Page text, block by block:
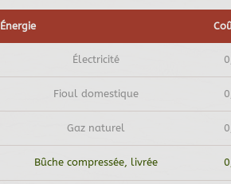
Énergie
Électricité
Fioul domestique
Gaz naturel
Bûche compressée, livrée